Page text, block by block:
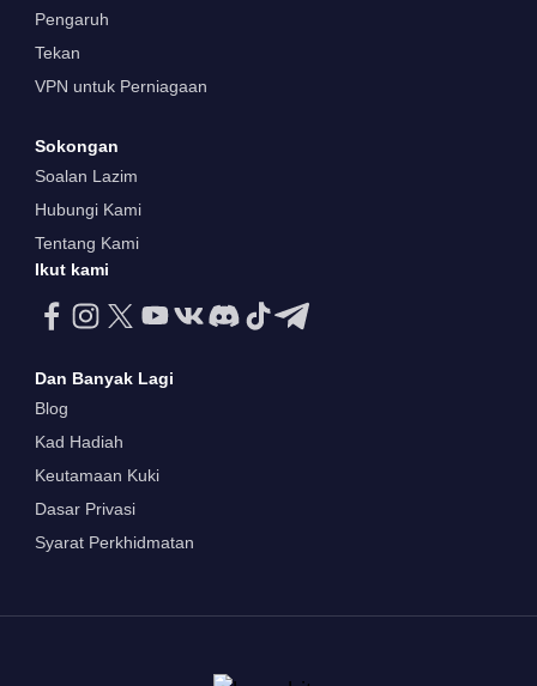
Pengaruh
Tekan
VPN untuk Perniagaan
Sokongan
Soalan Lazim
Hubungi Kami
Tentang Kami
Ikut kami
Dan Banyak Lagi
Blog
Kad Hadiah
Keutamaan Kuki
Dasar Privasi
Syarat Perkhidmatan